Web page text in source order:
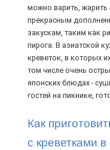
можно варить, жарить
прекрасным
закускам, таким как
пирога. В азиатской
креветок, в которых
том числе очень
японских блюдах -
гостей на пикнике,
Как
с креветками